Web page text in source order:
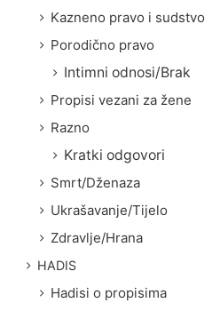
Kazneno pravo i sudstvo
Porodično pravo
Intimni odnosi/Brak
Propisi vezani za žene
Razno
Kratki odgovori
Smrt/Dženaza
Ukrašavanje/Tijelo
Zdravlje/Hrana
HADIS
Hadisi o propisima